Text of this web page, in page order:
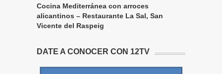
Cocina Mediterránea con arroces
alicantinos – Restaurante La Sal, San
Vicente del Raspeig
DATE A CONOCER CON 12TV